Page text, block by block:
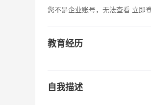
您不是企业账号，无法查看 立即
教育经历
自我描述